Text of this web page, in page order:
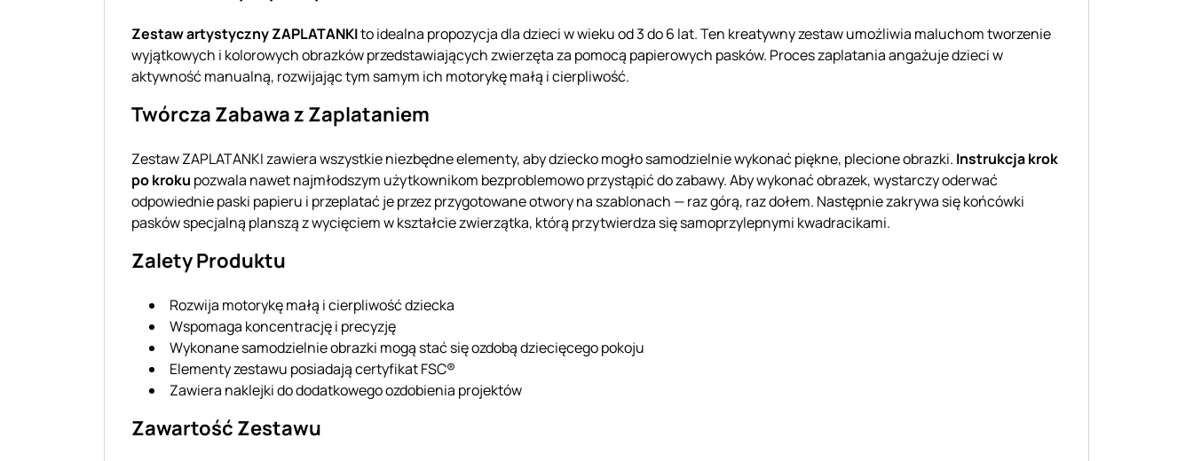
Zestaw artystyczny ZAPLATANKIto idealna propozycja dla dzieci w wieku od 3 do 6 lat. Ten kreatywny zestaw umożliwia maluchom tworzenie
wyjątkowych i kolorowych obrazków przedstawiających zwierzęta za pomocą papierowych pasków. Proces zaplatania angażuje dzieci w
aktywność manualną, rozwijając tym samym ich motorykę małą i cierpliwość.
Twórcza Zabawa z Zaplataniem
Zestaw ZAPLATANKI zawiera wszystkie niezbędne elementy, aby dziecko mogło samodzielnie wykonać piękne, plecione obrazki. Instrukcja krok
po kroku pozwala nawet najmłodszym użytkownikom bezproblemowo przystąpić do zabawy. Aby wykonać obrazek, wystarczy oderwać
odpowiednie paski papieru i przeplatać je przez przygotowane otwory na szablonach — raz górą, raz dołem. Następnie zakrywa się końcówki
pasków specjalną planszą z wycięciem w kształcie zwierzątka, którą przytwierdza się samoprzylepnymi kwadracikami.
Zalety Produktu
Rozwija motorykę małą i cierpliwość dziecka
Wspomaga koncentrację i precyzję
Wykonane samodzielnie obrazki mogą stać się ozdobą dziecięcego pokoju
Elementy zestawu posiadają certyfikat FSC®
Zawiera naklejki do dodatkowego ozdobienia projektów
Zawartość Zestawu